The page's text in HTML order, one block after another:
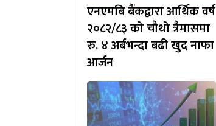
एनएमबि बैंकद्वारा आर्थिक वर्ष
२०८२/८३ को चौथो त्रैमासमा
रु. ४ अर्बभन्दा बढी खुद नाफा
आर्जन